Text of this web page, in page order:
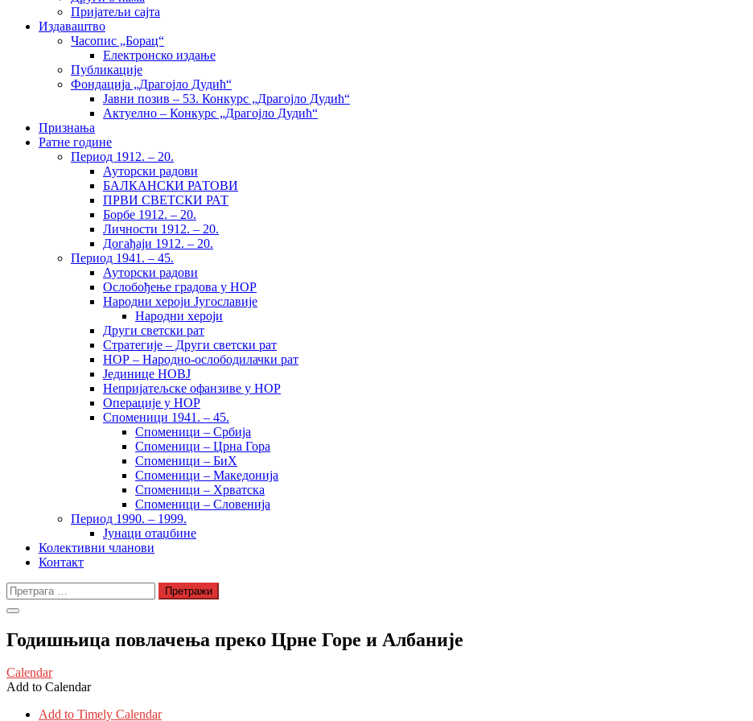
Пријатељи сајта
Издаваштво
Часопис „Борац“
Електронско издање
Публикације
Фондација „Драгојло Дудић“
Јавни позив – 53. Конкурс „Драгојло Дудић“
Актуелно – Конкурс „Драгојло Дудић“
Признања
Ратне године
Период 1912. – 20.
Ауторски радови
БАЛКАНСКИ РАТОВИ
ПРВИ СВЕТСКИ РАТ
Борбе 1912. – 20.
Личности 1912. – 20.
Догађаји 1912. – 20.
Период 1941. – 45.
Ауторски радови
Ослобођење градова у НОР
Народни хероји Југославије
Народни хероји
Други светски рат
Стратегије – Други светски рат
НОР – Народно-ослободилачки рат
Јединице НОВЈ
Непријатељске офанзиве у НОР
Операције у НОР
Споменици 1941. – 45.
Споменици – Србија
Споменици – Црна Гора
Споменици – БиХ
Споменици – Македонија
Споменици – Хрватска
Споменици – Словенија
Период 1990. – 1999.
Јунаци отаџбине
Колективни чланови
Контакт
Претрага
за:
Годишњица повлачења преко Црне Горе и Албаније
Calendar
Add to Calendar
Add to Timely Calendar